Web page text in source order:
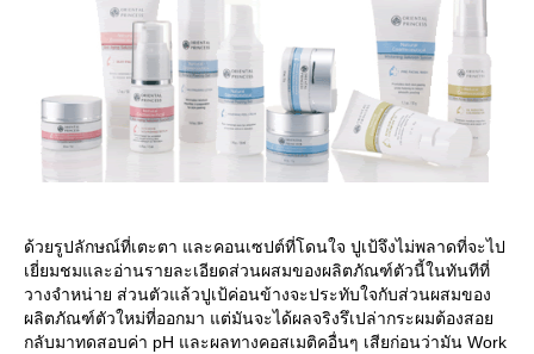
ด้วยรูปลักษณ์ที่เตะตา และคอนเซปต์ที่โดนใจ ปูเป้จึงไม่พลาดที่จะไป
เยี่ยมชมและอ่านรายละเอียดส่วนผสมของผลิตภัณฑ์ตัวนี้ในทันทีที่
วางจำหน่าย ส่วนตัวแล้วปูเป้ค่อนข้างจะประทับใจกับส่วนผสมของ
ผลิตภัณฑ์ตัวใหม่ที่ออกมา แต่มันจะได้ผลจริงรึเปล่ากระผมต้องสอ
กลับมาทดสอบค่า pH และผลทางคอสเมติคอื่นๆ เสียก่อนว่ามัน Work